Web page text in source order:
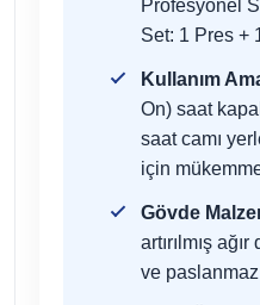
Profesyonel
Set: 1 Pres +
Kullanım
On) saat
saat camı
için
Gövde
artırılmış
ve